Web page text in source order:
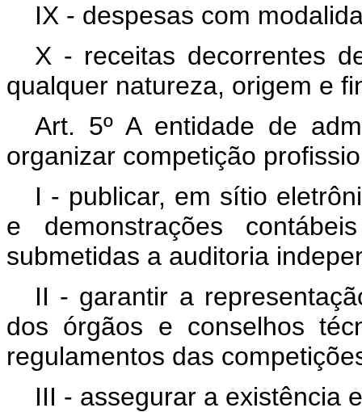
IX - despesas com
X - receitas decorrentes
qualquer natureza, origem e
Art. 5º A entidade de
organizar competição
I - publicar, em sítio
e demonstrações
submetidas a auditoria
II - garantir a
dos órgãos e conselhos
regulamentos das
III - assegurar a existência